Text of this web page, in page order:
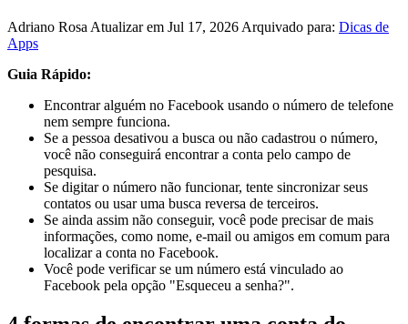
Adriano Rosa Atualizar em Jul 17, 2026 Arquivado para: Dicas de
Apps
Guia Rápido:
Encontrar alguém no Facebook usando o número de telefone
nem sempre funciona.
Se a pessoa desativou a busca ou não cadastrou o número,
você não conseguirá encontrar a conta pelo campo de
pesquisa.
Se digitar o número não funcionar, tente sincronizar seus
contatos ou usar uma busca reversa de terceiros.
Se ainda assim não conseguir, você pode precisar de mais
informações, como nome, e-mail ou amigos em comum para
localizar a conta no Facebook.
Você pode verificar se um número está vinculado ao
Facebook pela opção "Esqueceu a senha?".